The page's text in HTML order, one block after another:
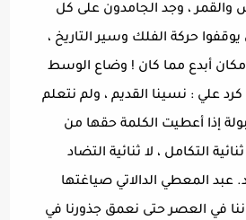
والقمر ، وجد الجامدون على كل
يوقفوا حركة الفلك وسير التاريخ ،
أبدع مما كان ! وضاع الوسط
علي : نسينا القديم ، ولم نتعلم
إذا أعطيت الكلمة حقها من
التكامل ، لا ثنائية التضاد
عبد المعطي الدالاتي صياغتها
في العصر حتى نعمق جذورنا في